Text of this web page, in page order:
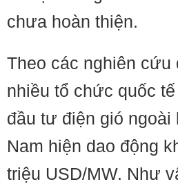
chưa hoàn thiện.
Theo các nghiên
nhiều tổ chức quốc
đầu tư điện gió ngoài
Nam hiện dao động
triệu USD/MW. Như